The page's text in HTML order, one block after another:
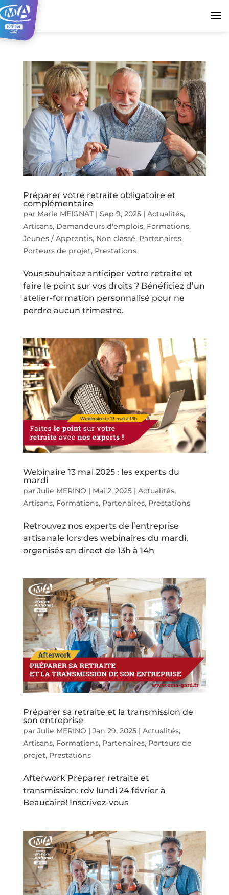
Préparer votre retraite obligatoire et
complémentaire
par Marie MEIGNAT| Sep 9, 2025| Actualités,
Artisans, Demandeurs d'emplois, Formations,
Jeunes / Apprentis, Non classé, Partenaires,
Porteurs de projet, Prestations
Vous souhaitez anticiper votre retraite et
faire le point sur vos droits ? Bénéficiez d’un
atelier-formation personnalisé pour ne
perdre aucun trimestre.
Webinaire 13 mai 2025 : les experts du
mardi
par Julie MERINO | Mai 2, 2025| Actualités,
Artisans, Formations, Partenaires, Prestations
Retrouvez nos experts de l’entreprise
artisanale lors des webinaires du mardi,
organisés en direct de 13h à 14h
Préparer sa retraite et la transmission de
son entreprise
par Julie MERINO | Jan 29, 2025| Actualités,
Artisans, Formations, Partenaires, Porteurs de
projet, Prestations
Afterwork Préparer retraite et
transmission: rdv lundi 24 février à
Beaucaire! Inscrivez-vous